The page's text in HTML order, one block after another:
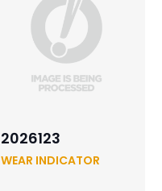
2026123
WEAR INDICATOR